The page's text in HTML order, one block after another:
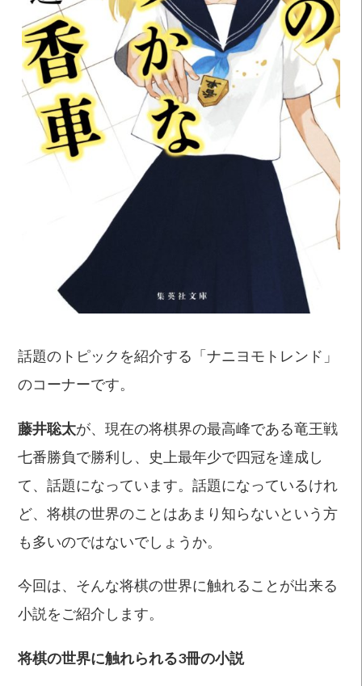
話題のトピックを紹介する「ナニヨモトレンド」
のコーナーです。
藤井聡太が、現在の将棋界の最高峰である竜王戦
七番勝負で勝利し、史上最年少で四冠を達成し
て、話題になっています。話題になっているけれ
ど、将棋の世界のことはあまり知らないという方
も多いのではないでしょうか。
今回は、そんな将棋の世界に触れることが出来る
小説をご紹介します。
将棋の世界に触れられる3冊の小説